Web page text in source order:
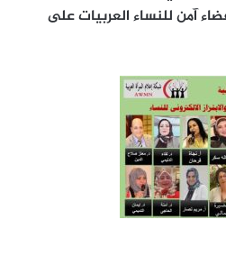
آمن للنساء العربيات على